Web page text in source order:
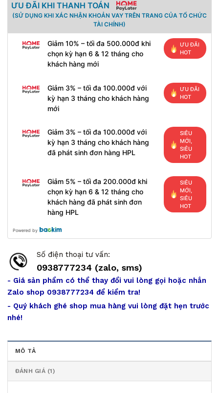
ƯU ĐÃI KHI THANH TOÁN
(SỬ DỤNG KHI XÁC NHẬN KHOẢN VAY TRÊN TRANG CỦA TỔ CHỨC
TÀI CHÍNH)
Giảm 10% – tối đa 500.000đ khi
chọn kỳ hạn 6 & 12 tháng cho
khách hàng mới
ƯU ĐÃI
HOT
Giảm 3% – tối đa 100.000đ với
kỳ hạn 3 tháng cho khách hàng
mới
ƯU ĐÃI
HOT
Giảm 3% – tối đa 100.000đ với
kỳ hạn 3 tháng cho khách hàng
đã phát sinh đơn hàng HPL
SIÊU
MỚI,
SIÊU
HOT
Giảm 5% – tối đa 200.000đ khi
chọn kỳ hạn 6 & 12 tháng cho
khách hàng đã phát sinh đơn
hàng HPL
SIÊU
MỚI,
SIÊU
HOT
Powered by
Số điện thoại tư vấn:
0938777234 (zalo, sms)
- Giá sản phẩm có thể thay đổi vui lòng gọi hoặc nhắn
Zalo shop 0938777234 để kiểm tra!
- Quý khách ghé shop mua hàng vui lòng đặt hẹn trước
nhé!
MÔ TẢ
ĐÁNH GIÁ (1)